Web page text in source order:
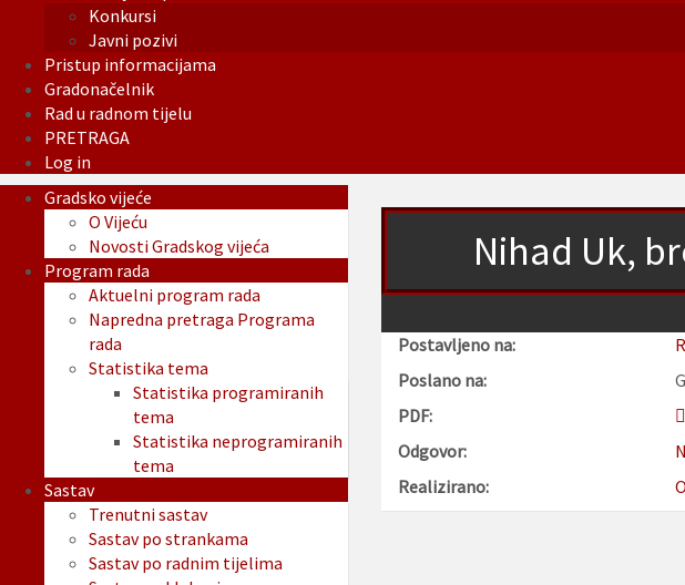
Konkursi
Javni pozivi
Pristup informacijama
Gradonačelnik
Rad u radnom tijelu
PRETRAGA
Log in
Nihad Uk,
Postavljeno na:
Poslano na:
PDF:
Odgovor:
Realizirano:
Gradsko vijeće
O Vijeću
Novosti Gradskog vijeća
Program rada
Aktuelni program rada
Napredna pretraga Programa
rada
Statistika tema
Statistika programiranih
tema
Statistika neprogramiranih
tema
Sastav
Trenutni sastav
Sastav po strankama
Sastav po radnim tijelima